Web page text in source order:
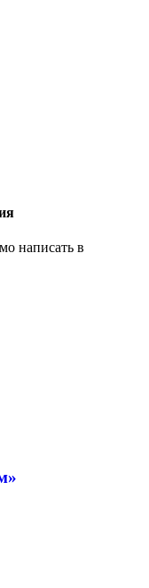
написать в